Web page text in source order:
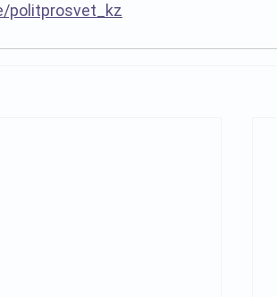
politprosvet_kz